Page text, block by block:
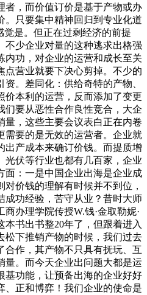
者，而价值订价是基于产物或办
。只要集中精神回归到专业化道
觉是。但正在过剩经济的前提
不少企业对量的这种逃求出格强
内功，对企业的运营和成长至关
点营业就要下决心剪掉。不少的
。差同化：供给奇特的产物、
价本利的运营，反而添加了变更
们要从恶性合作良性竞合，大企
量，这些主要会议表白正在内卷
需要的是无效的运营者。企业就
出产成本来确订价钱。而提质增
光伏等行业也都有几百家，企业
面：一是中国企业出海是企业成
价钱的理解有时候并不到位，
成功经验，苦守从业？昔时大师
办理学院传授W.钱·金取勒妮·
书出书整20年了，但跟着进入
松下推销产物的时候，我们过去
合作，其产物不只具有抚玩、互
量。而今天企业出问题大都是运
基功能，让预备出海的企业好好
、正和博弈！我们企业的使命是